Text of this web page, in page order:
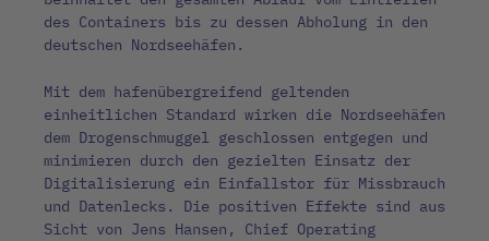
des Containers bis zu dessen Abholung in den
deutschen Nordseehäfen.
Mit dem hafenübergreifend geltenden
einheitlichen Standard wirken die Nordseehäfen
dem Drogenschmuggel geschlossen entgegen und
minimieren durch den gezielten Einsatz der
Digitalisierung ein Einfallstor für Missbrauch
und Datenlecks. Die positiven Effekte sind aus
Sicht von Jens Hansen, Chief Operating